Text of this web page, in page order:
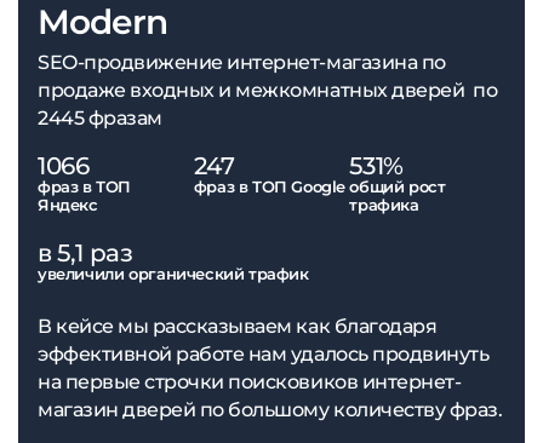
Modern
SEO-продвижение интернет-магазина по
продаже входных и межкомнатных дверей по
2445 фразам
1066
фраз в ТОП
Яндекс
247
фраз в ТОП Google
531%
общий рост
трафика
в 5,1 раз
увеличили органический трафик
В кейсе мы рассказываем как благодаря
эффективной работе нам удалось продвинуть
на первые строчки поисковиков интернет-
магазин дверей по большому количеству фраз.